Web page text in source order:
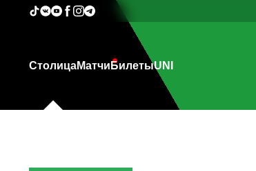
СтолицаМатчи БилетыUNI